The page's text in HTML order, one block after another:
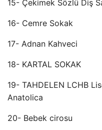
15- Çekimek Sözlü Diş
16- Cemre Sokak
17- Adnan Kahveci
18- KARTAL SOKAK
19- TAHDELEN LCHB
Anatolica
20- Bebek cirosu